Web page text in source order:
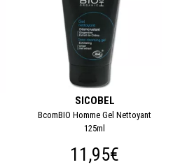
SICOBEL
BcomBIO Homme Gel Nettoyant
125ml
11,95€